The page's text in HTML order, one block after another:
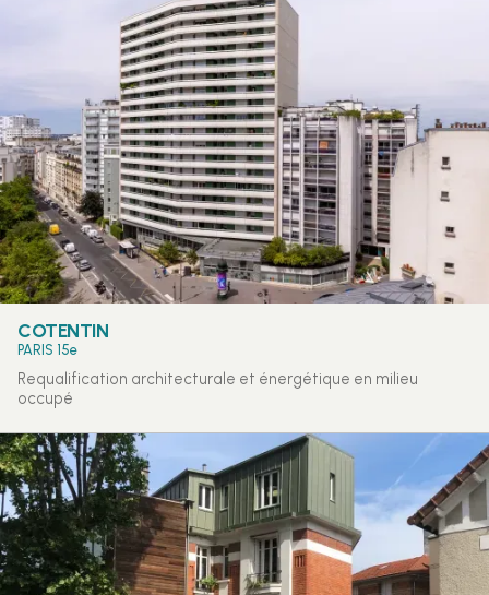
COTENTIN
PARIS 15e
Requalification architecturale et énergétique en milieu
occupé